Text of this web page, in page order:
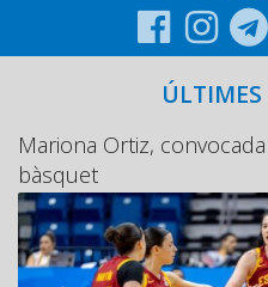
Mariona Ortiz,
bàsquet